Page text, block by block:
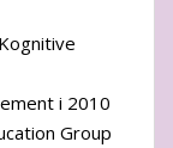
i 2010
Group